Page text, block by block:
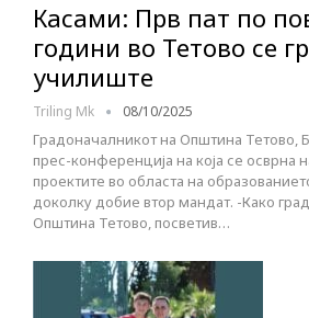
Касами: Прв пат по
години во Тетово се
училиште
Triling Mk 08/10/2025
Градоначалникот на Општина
прес-конференција на која се осврна
проектите во областа на
доколку добие втор мандат. -Како
Општина Тетово, посветив…